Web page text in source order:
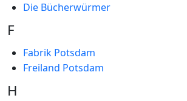
Die Bücherwürmer
F
Fabrik Potsdam
Freiland Potsdam
H